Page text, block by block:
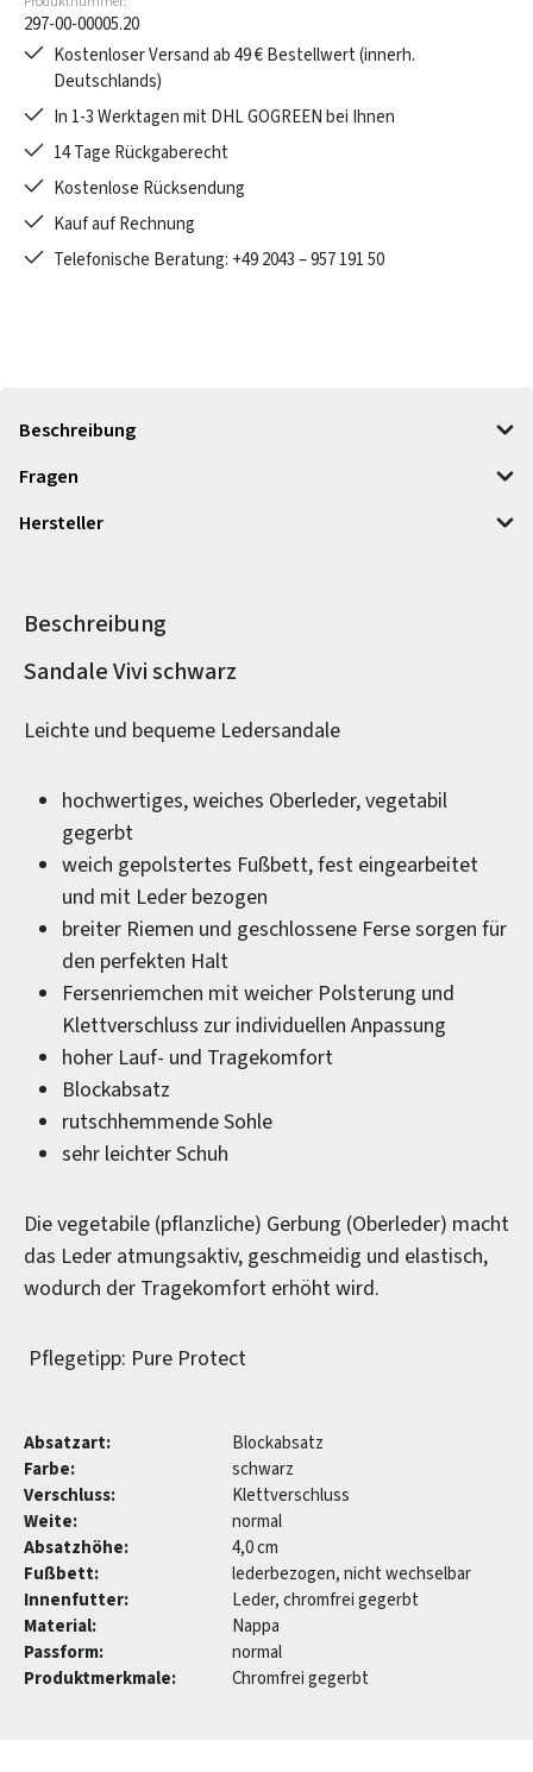
297-00-00005.20
Kostenloser Versand ab 49 € Bestellwert (innerh.
Deutschlands)
In 1-3 Werktagen mit DHL GOGREEN bei Ihnen
14 Tage Rückgaberecht
Kostenlose Rücksendung
Kauf auf Rechnung
Telefonische Beratung: +49 2043 – 957 191 50
Beschreibung
Fragen
Hersteller
Beschreibung
Produktinformationen
Sandale Vivi schwarz
Leichte und bequeme Ledersandale
hochwertiges, weiches Oberleder, vegetabil
gegerbt
weich gepolstertes Fußbett, fest eingearbeitet
und mit Leder bezogen
breiter Riemen und geschlossene Ferse sorgen für
den perfekten Halt
Fersenriemchen mit weicher Polsterung und
Klettverschluss zur individuellen Anpassung
hoher Lauf- und Tragekomfort
Blockabsatz
rutschhemmende Sohle
sehr leichter Schuh
Die vegetabile (pflanzliche) Gerbung (Oberleder) macht
das Leder atmungsaktiv, geschmeidig und elastisch,
wodurch der Tragekomfort erhöht wird.
Pflegetipp: Pure Protect
Absatzart:
Blockabsatz
Farbe:
schwarz
Verschluss:
Klettverschluss
Weite:
normal
Absatzhöhe:
4,0 cm
Fußbett:
lederbezogen, nicht wechselbar
Innenfutter:
Leder, chromfrei gegerbt
Material:
Nappa
Passform:
normal
Produktmerkmale:
Chromfrei gegerbt